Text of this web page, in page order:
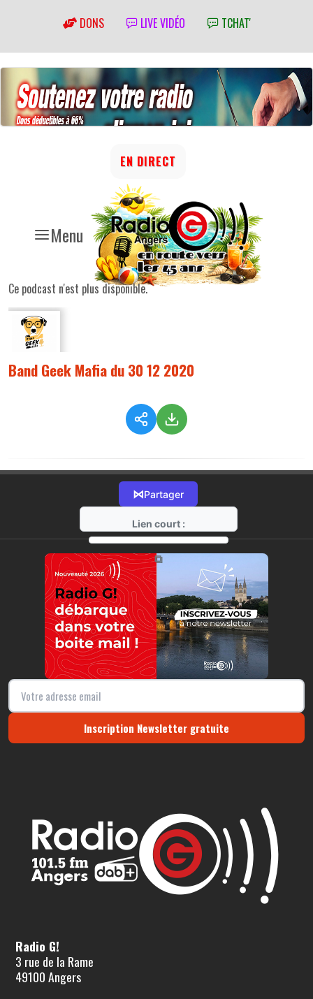
DONS LIVE VIDÉO TCHAT'
Menu
EN DIRECT
Ce podcast n'est plus disponible.
Band Geek Mafia du 30 12 2020
⋈Partager
Lien court :
https://radio-g.fr?3509
⧉
Inscription Newsletter gratuite
Radio G!
3 rue de la Rame
49100 Angers